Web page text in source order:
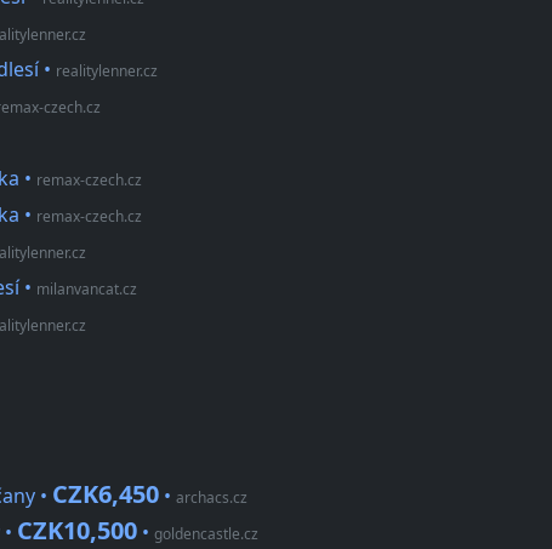
• realitylenner.cz
czech.cz
• remax-czech.cz
• remax-czech.cz
• milanvancat.cz
• CZK6,450 • archacs.cz
CZK10,500 • goldencastle.cz